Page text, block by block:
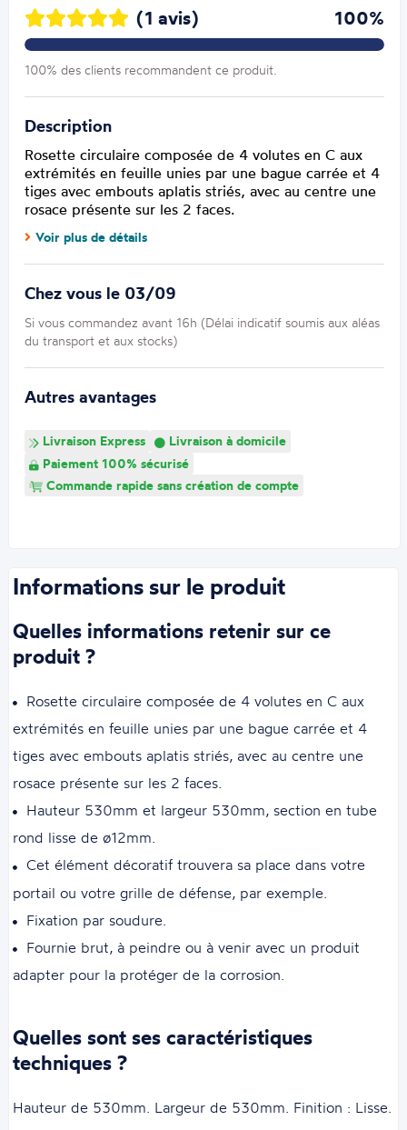
(1 avis) 100%
100% des clients recommandent ce produit.
Description
Rosette circulaire composée de 4 volutes en C aux
extrémités en feuille unies par une bague carrée et 4
tiges avec embouts aplatis striés, avec au centre une
rosace présente sur les 2 faces.
Voir plus de détails
Chez vous le 03/09
Si vous commandez avant 16h (Délai indicatif soumis aux aléas
du transport et aux stocks)
Autres avantages
Livraison Express
Livraison à domicile
Paiement 100% sécurisé
Commande rapide sans création de compte
Informations sur le produit
Quelles informations retenir sur ce
produit ?
Rosette circulaire composée de 4 volutes en C aux
extrémités en feuille unies par une bague carrée et 4
tiges avec embouts aplatis striés, avec au centre une
rosace présente sur les 2 faces.
Hauteur 530mm et largeur 530mm, section en tube
rond lisse de ø12mm.
Cet élément décoratif trouvera sa place dans votre
portail ou votre grille de défense, par exemple.
Fixation par soudure.
Fournie brut, à peindre ou à venir avec un produit
adapter pour la protéger de la corrosion.
Quelles sont ses caractéristiques
techniques ?
Hauteur de 530mm. Largeur de 530mm. Finition : Lisse.